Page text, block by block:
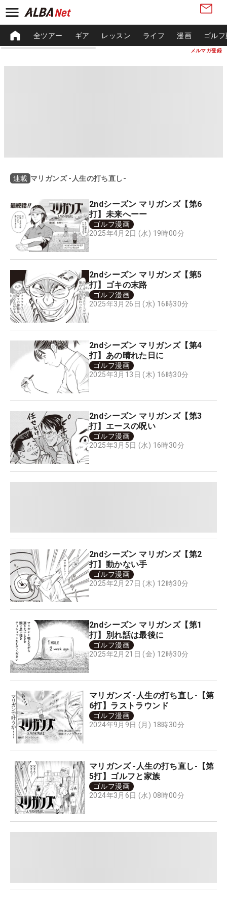
メルマガ登録
全ツアー ギア レッスン ライフ 漫画 ゴル
連載 マリガンズ -人生の打ち直し-
2ndシーズン マリガンズ【第6
打】未来へーー
ゴルフ漫画
2025年4月2日 (水) 19時00分
2ndシーズン マリガンズ【第5
打】ゴキの末路
ゴルフ漫画
2025年3月26日 (水) 16時30分
2ndシーズン マリガンズ【第4
打】あの晴れた日に
ゴルフ漫画
2025年3月13日 (木) 16時30分
2ndシーズン マリガンズ【第3
打】エースの呪い
ゴルフ漫画
2025年3月5日 (水) 16時30分
2ndシーズン マリガンズ【第2
打】動かない手
ゴルフ漫画
2025年2月27日 (木) 12時30分
2ndシーズン マリガンズ【第1
打】別れ話は最後に
ゴルフ漫画
2025年2月21日 (金) 12時30分
マリガンズ -人生の打ち直し-【第
6打】ラストラウンド
ゴルフ漫画
2024年9月9日 (月) 18時30分
マリガンズ -人生の打ち直し-【第
5打】ゴルフと家族
ゴルフ漫画
2024年3月6日 (水) 08時00分